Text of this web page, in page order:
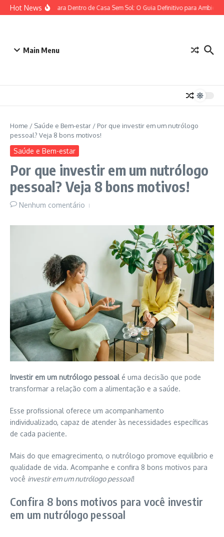
Ir para o conteúdo
Hot NewsPlantas para Dentro de Casa Sem Sol: O Guia Definitivo para
Main Menu
Home / Saúde e Bem-estar / Por que investir em um nutrólogo
pessoal? Veja 8 bons motivos!
Saúde e Bem-estar
Por que investir em um nutrólogo
pessoal? Veja 8 bons motivos!
Nenhum comentário
Investir em um nutrólogo pessoalé uma decisão que pode
transformar a relação com a alimentação e a saúde.
Esse profissional oferece um acompanhamento
individualizado, capaz de atender às necessidades específicas
de cada paciente.
Mais do que emagrecimento, o nutrólogo promove equilíbrio e
qualidade de vida. Acompanhe e confira 8 bons motivos para
você investir em um nutrólogo pessoal!
Confira 8 bons motivos para você investir
em um nutrólogo pessoal